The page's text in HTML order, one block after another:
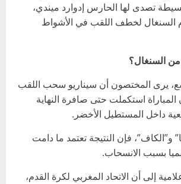
بسيطة تصدى لها الحارس إدوارد ميندي،
السنغال لخطف اللقب في الأشواط
السنغال؟
يرى المختصون أن سيناريو سحب اللقب
المباراة استكملت حتى صافرة النهاية
داخل المستطيل الأخضر.
و”الكاف”، فإن النتيجة تعتمد ما دامت
بسبب الانسحاب.
إلى أن الاتحاد المغربي لكرة القدم،